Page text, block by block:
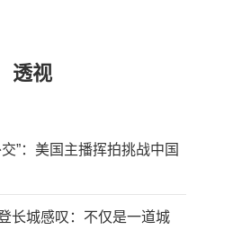
透视
”：美国主播挥拍挑战中国
长城感叹：不仅是一道城